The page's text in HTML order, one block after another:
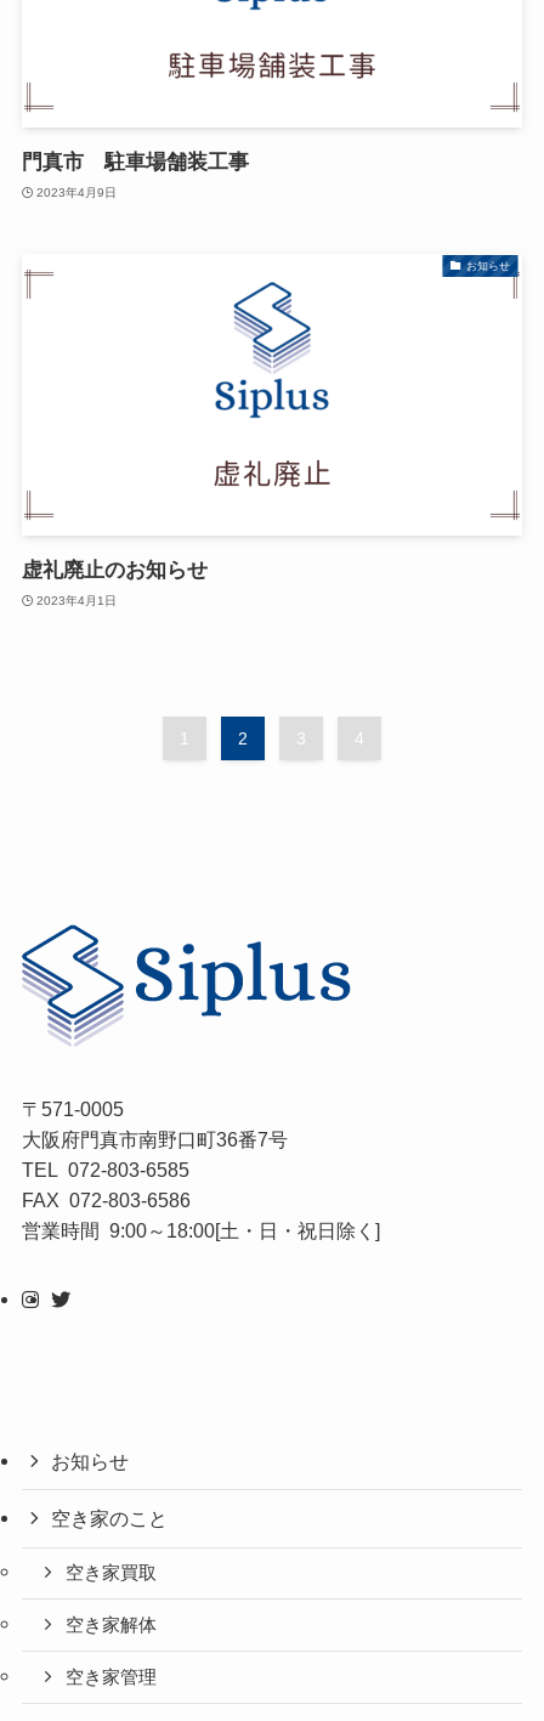
門真市 駐車場舗装工事
2023年4月9日
お知らせ
虚礼廃止のお知らせ
2023年4月1日
1 2 3 4
〒571-0005
大阪府門真市南野口町36番7号
TEL 072-803-6585
FAX 072-803-6586
営業時間 9:00～18:00[土・日・祝日除く]
お知らせ
空き家のこと
空き家買取
空き家解体
空き家管理